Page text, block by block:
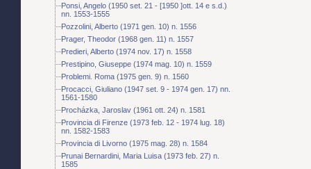
Ponsi, Angelo (1950 set. 21 - [1950 ]ott. 14 e s.d.)
nn. 1553-1555
Pozzolini, Alberto (1971 gen. 10) n. 1556
Prager, Theodor (1968 gen. 11) n. 1557
Predieri, Alberto (1974 nov. 17) n. 1558
Prestipino, Giuseppe (1974 mag. 10) n. 1559
Problemi. Roma (1975 gen. 9) n. 1560
Procacci, Giuliano (1947 set. 9 - 1974 gen. 17) nn.
1561-1580
Procházka, Jaroslav (1961 ott. 24) n. 1581
Provincia di Firenze (1973 feb. 12 - 1974 lug. 18)
nn. 1582-1583
Provincia di Livorno (1975 mag. 28) n. 1584
Prunai Bernardini, Maria Luisa (1973 feb. 27) n.
1585